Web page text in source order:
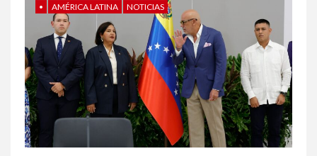
• AMÉRICA LATINA NOTICIAS